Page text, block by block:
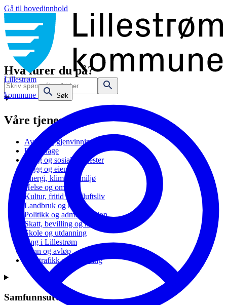
Gå til hovedinnhold
Lillestrøm
kommune
Søk
Hva lurer du på?
Våre tjenester
Avfall og gjenvinning
Barnehage
Bolig og sosiale tjenester
Bygg og eiendom
Energi, klima og miljø
Helse og omsorg
Kultur, fritid og friluftsliv
Landbruk og natur
Politikk og administrasjon
Skatt, bevilling og næring
Skole og utdanning
Ung i Lillestrøm
Vann og avløp
Vei, trafikk og parkering
Samfunnsutvikling